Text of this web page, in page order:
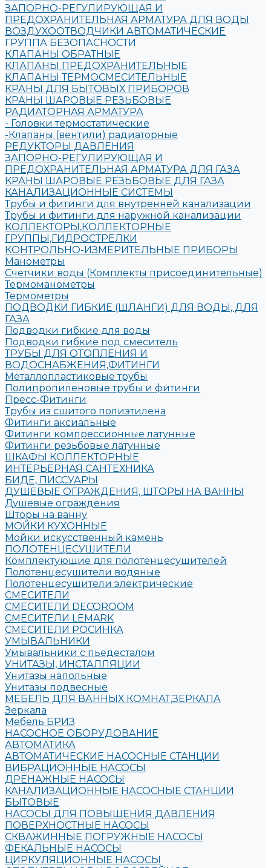
ЗАПОРНО-РЕГУЛИРУЮЩАЯ И
ПРЕДОХРАНИТЕЛЬНАЯ АРМАТУРА ДЛЯ ВОДЫ
ВОЗДУХООТВОДЧИКИ АВТОМАТИЧЕСКИЕ
ГРУППА БЕЗОПАСНОСТИ
КЛАПАНЫ ОБРАТНЫЕ
КЛАПАНЫ ПРЕДОХРАНИТЕЛЬНЫЕ
КЛАПАНЫ ТЕРМОСМЕСИТЕЛЬНЫЕ
КРАНЫ ДЛЯ БЫТОВЫХ ПРИБОРОВ
КРАНЫ ШАРОВЫЕ РЕЗЬБОВЫЕ
РАДИАТОРНАЯ АРМАТУРА
- Головки термостатические
-Клапаны (вентили) радиаторные
РЕДУКТОРЫ ДАВЛЕНИЯ
ЗАПОРНО-РЕГУЛИРУЮЩАЯ И
ПРЕДОХРАНИТЕЛЬНАЯ АРМАТУРА ДЛЯ ГАЗА
КРАНЫ ШАРОВЫЕ РЕЗЬБОВЫЕ ДЛЯ ГАЗА
КАНАЛИЗАЦИОННЫЕ СИСТЕМЫ
Трубы и фитинги для внутренней канализации
Трубы и фитинги для наружной канализации
КОЛЛЕКТОРЫ,КОЛЛЕКТОРНЫЕ
ГРУППЫ,ГИДРОСТРЕЛКИ
КОНТРОЛЬНО-ИЗМЕРИТЕЛЬНЫЕ ПРИБОРЫ
Манометры
Счетчики воды (Комплекты присоединительные)
Термоманометры
Термометры
ПОДВОДКИ ГИБКИЕ (ШЛАНГИ) ДЛЯ ВОДЫ, ДЛЯ
ГАЗА
Подводки гибкие для воды
Подводки гибкие под смеситель
ТРУБЫ ДЛЯ ОТОПЛЕНИЯ И
ВОДОСНАБЖЕНИЯ,ФИТИНГИ
Металлопластиковые трубы
Полипропиленовые трубы и фитинги
Пресс-Фитинги
Трубы из сшитого полиэтилена
Фитинги аксиальные
Фитинги компрессионные латунные
Фитинги резьбовые латунные
ШКАФЫ КОЛЛЕКТОРНЫЕ
ИНТЕРЬЕРНАЯ САНТЕХНИКА
БИДЕ, ПИССУАРЫ
ДУШЕВЫЕ ОГРАЖДЕНИЯ, ШТОРЫ НА ВАННЫ
Душевые ограждения
Шторы на ванну
МОЙКИ КУХОННЫЕ
Мойки искусственный камень
ПОЛОТЕНЦЕСУШИТЕЛИ
Комплектующие для полотенцесушителей
Полотенцесушители водяные
Полотенцесушители электрические
СМЕСИТЕЛИ
СМЕСИТЕЛИ DECOROOM
СМЕСИТЕЛИ LEMARK
СМЕСИТЕЛИ РОСИНКА
УМЫВАЛЬНИКИ
Умывальники с пьедесталом
УНИТАЗЫ, ИНСТАЛЛЯЦИИ
Унитазы напольные
Унитазы подвесные
МЕБЕЛЬ ДЛЯ ВАННЫХ КОМНАТ,ЗЕРКАЛА
Зеркала
Мебель БРИЗ
НАСОСНОЕ ОБОРУДОВАНИЕ
АВТОМАТИКА
АВТОМАТИЧЕСКИЕ НАСОСНЫЕ СТАНЦИИ
ВИБРАЦИОННЫЕ НАСОСЫ
ДРЕНАЖНЫЕ НАСОСЫ
КАНАЛИЗАЦИОННЫЕ НАСОСНЫЕ СТАНЦИИ
БЫТОВЫЕ
НАСОСЫ ДЛЯ ПОВЫШЕНИЯ ДАВЛЕНИЯ
ПОВЕРХНОСТНЫЕ НАСОСЫ
СКВАЖИННЫЕ ПОГРУЖНЫЕ НАСОСЫ
ФЕКАЛЬНЫЕ НАСОСЫ
ЦИРКУЛЯЦИОННЫЕ НАСОСЫ